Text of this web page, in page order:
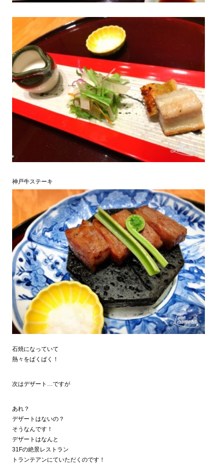
神戸牛ステーキ
石焼になっていて
熱々をぱくぱく！
次はデザート…ですが
あれ？
デザートはないの？
そうなんです！
デザートはなんと
31Fの絶景レストラン
トランテアンにていただくのです！